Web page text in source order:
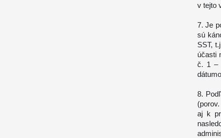
v tejto
7. Je
sú
SST,
účasti
č. 1 –
8.
aj k